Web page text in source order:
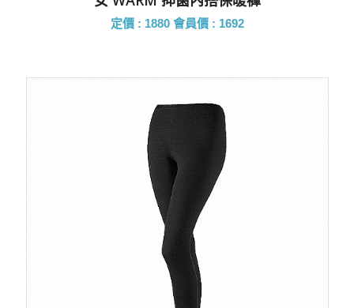
定價 : 1880 會員價 : 1692